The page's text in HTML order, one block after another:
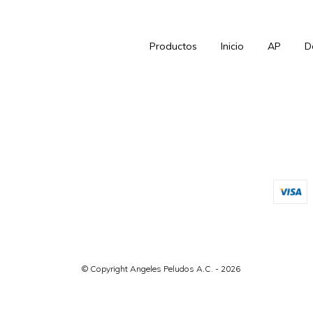
Productos Inicio AP
© Copyright Angeles Peludos A.C. - 2026